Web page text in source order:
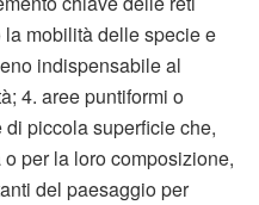
mobilità delle specie e
indispensabile al
4. aree puntiformi o
di piccola superficie che,
per la loro composizione,
del paesaggio per